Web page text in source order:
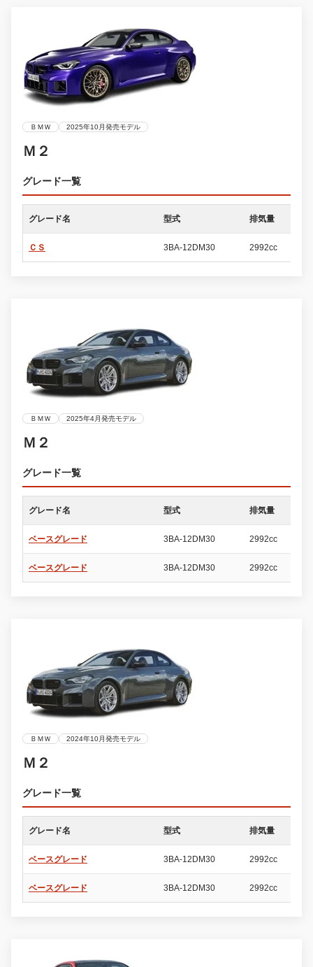
ＢＭＷ 2025年10月発売モデル
Ｍ２
グレード一覧
グレード名 型式 排気量
ＣＳ 3BA-12DM30 2992cc
ＢＭＷ 2025年4月発売モデル
Ｍ２
グレード一覧
グレード名 型式 排気量
ベースグレード 3BA-12DM30 2992cc
ベースグレード 3BA-12DM30 2992cc
ＢＭＷ 2024年10月発売モデル
Ｍ２
グレード一覧
グレード名 型式 排気量
ベースグレード 3BA-12DM30 2992cc
ベースグレード 3BA-12DM30 2992cc